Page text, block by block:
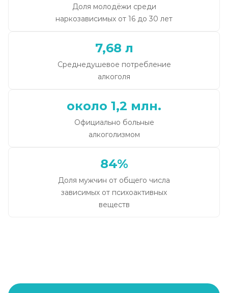
Доля молодёжи среди
наркозависимых от 16 до 30 лет
7,68 л
Среднедушевое потребление
алкоголя
около 1,2 млн.
Официально больные
алкоголизмом
84%
Доля мужчин от общего числа
зависимых от психоактивных
веществ